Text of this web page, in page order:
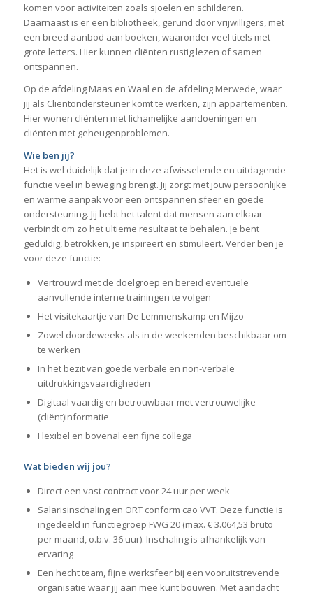
komen voor activiteiten zoals sjoelen en schilderen.
Daarnaast is er een bibliotheek, gerund door vrijwilligers, met
een breed aanbod aan boeken, waaronder veel titels met
grote letters. Hier kunnen cliënten rustig lezen of samen
ontspannen.
Op de afdeling Maas en Waal en de afdeling Merwede, waar
jij als Cliëntondersteuner komt te werken, zijn appartementen.
Hier wonen cliënten met lichamelijke aandoeningen en
cliënten met geheugenproblemen.
Wie ben jij?
Het is wel duidelijk dat je in deze afwisselende en uitdagende
functie veel in beweging brengt. Jij zorgt met jouw persoonlijke
en warme aanpak voor een ontspannen sfeer en goede
ondersteuning. Jij hebt het talent dat mensen aan elkaar
verbindt om zo het ultieme resultaat te behalen. Je bent
geduldig, betrokken, je inspireert en stimuleert. Verder ben je
voor deze functie:
Vertrouwd met de doelgroep en bereid eventuele
aanvullende interne trainingen te volgen
Het visitekaartje van De Lemmenskamp en Mijzo
Zowel doordeweeks als in de weekenden beschikbaar om
te werken
In het bezit van goede verbale en non-verbale
uitdrukkingsvaardigheden
Digitaal vaardig en betrouwbaar met vertrouwelijke
(cliënt)informatie
Flexibel en bovenal een fijne collega
Wat bieden wij jou?
Direct een vast contract voor 24 uur per week
Salarisinschaling en ORT conform cao VVT. Deze functie is
ingedeeld in functiegroep FWG 20 (max. € 3.064,53 bruto
per maand, o.b.v. 36 uur). Inschaling is afhankelijk van
ervaring
Een hecht team, fijne werksfeer bij een vooruitstrevende
organisatie waar jij aan mee kunt bouwen. Met aandacht